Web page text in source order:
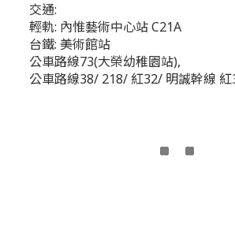
交通:
輕軌: 內惟藝術中心站 C21A
台鐵: 美術館站
公車路線73(大榮幼稚園站),
公車路線38/ 218/ 紅32/ 明誠幹線